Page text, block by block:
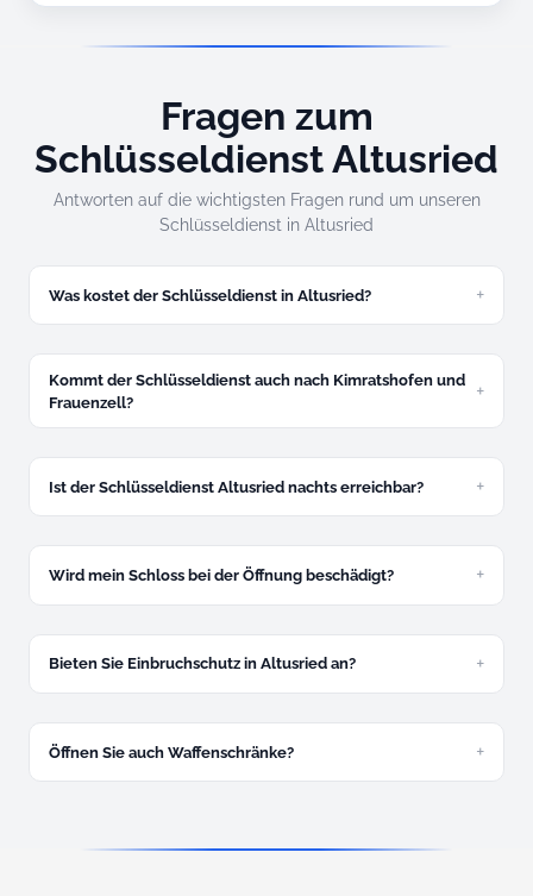
Fragen zum
Schlüsseldienst Altusried
Antworten auf die wichtigsten Fragen rund um unseren
Schlüsseldienst in Altusried
Was kostet der Schlüsseldienst in Altusried?
Festpreis am Telefon, verbindlich.
Kommt der Schlüsseldienst auch nach Kimratshofen und
Frauenzell?
Einsatzgebiet: Frauenzell, Kimratshofen, Krugzell und
Muthmannshofen.
Ist der Schlüsseldienst Altusried nachts erreichbar?
und 6 Uhr – vorab am Telefon genannt.
Wird mein Schloss bei der Öffnung beschädigt?
Spezialwerkzeug ist bei uns Standard.
Bieten Sie Einbruchschutz in Altusried an?
Sicherheitszylindern und Schutzbeschlägen.
Öffnen Sie auch Waffenschränke?